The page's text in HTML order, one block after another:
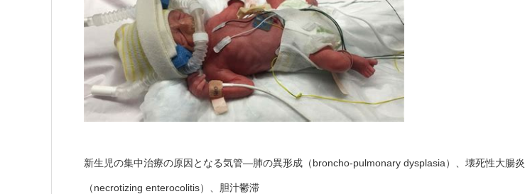
新生児の集中治療の原因となる気管―肺の異形成（broncho-pulmonary dysplasia）、壊死性大腸炎
（necrotizing enterocolitis）、胆汁鬱滞